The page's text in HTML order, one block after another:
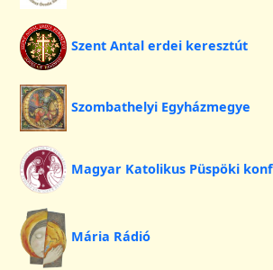
Szent Antal erdei keresztút
Szombathelyi Egyházmegye
Magyar Katolikus Püspöki
Mária Rádió